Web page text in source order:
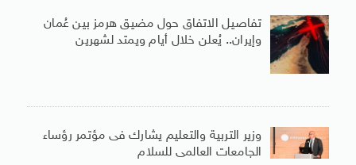
تفاصيل الاتفاق حول مضيق هرمز بين عُمان
وإيران.. يُعلن خلال أيام ويمتد لشهرين
وزير التربية والتعليم يشارك فى مؤتمر رؤساء
الجامعات العالمى للسلام